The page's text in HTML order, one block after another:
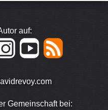
auf:
Gemeinschaft bei: